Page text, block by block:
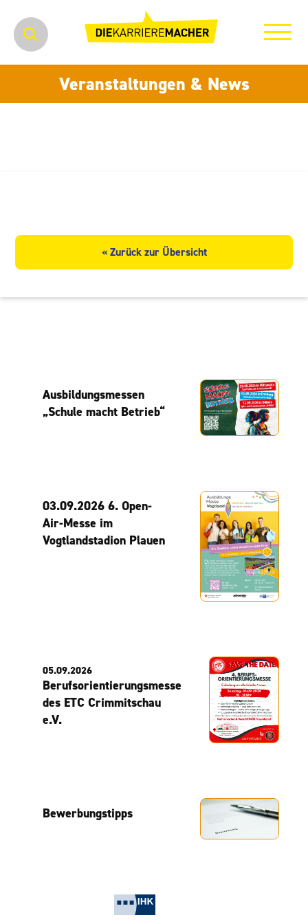
Veranstaltungen & News
« Zurück zur Übersicht
Ausbildungsmessen
„Schule macht Betrieb“
03.09.2026 6. Open-
Air-Messe im
Vogtlandstadion Plauen
05.09.2026
Berufsorientierungsmesse
des ETC Crimmitschau
e.V.
Bewerbungstipps